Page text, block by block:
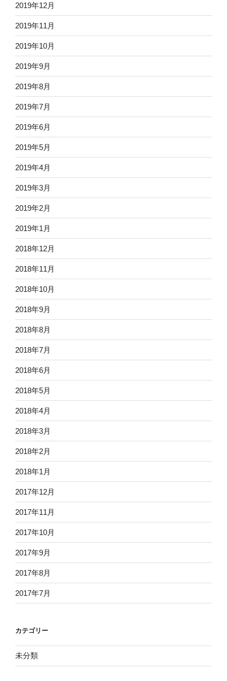
2019年12月
2019年11月
2019年10月
2019年9月
2019年8月
2019年7月
2019年6月
2019年5月
2019年4月
2019年3月
2019年2月
2019年1月
2018年12月
2018年11月
2018年10月
2018年9月
2018年8月
2018年7月
2018年6月
2018年5月
2018年4月
2018年3月
2018年2月
2018年1月
2017年12月
2017年11月
2017年10月
2017年9月
2017年8月
2017年7月
カテゴリー
未分類